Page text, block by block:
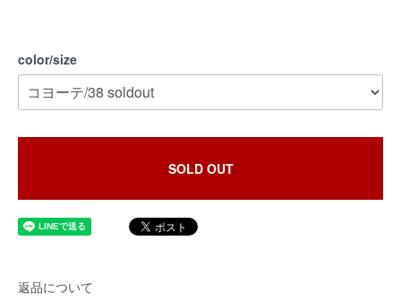
color/size
SOLD OUT
返品について